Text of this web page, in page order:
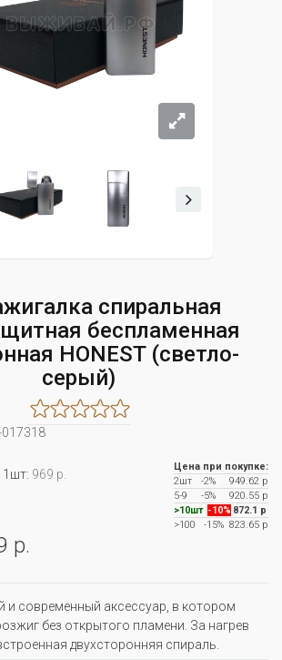
спиральная
беспламенная
HONEST (светло-
серый)
017318
1шт: 969 р.
р.
Цена при покупке:
2шт
-2%
949.62 р
5-9
-5%
920.55 р
>10шт -10% 872.1 р
>100
-15% 823.65 р
и современный аксессуар, в котором
без открытого пламени. За нагрев
двухсторонняя спираль.